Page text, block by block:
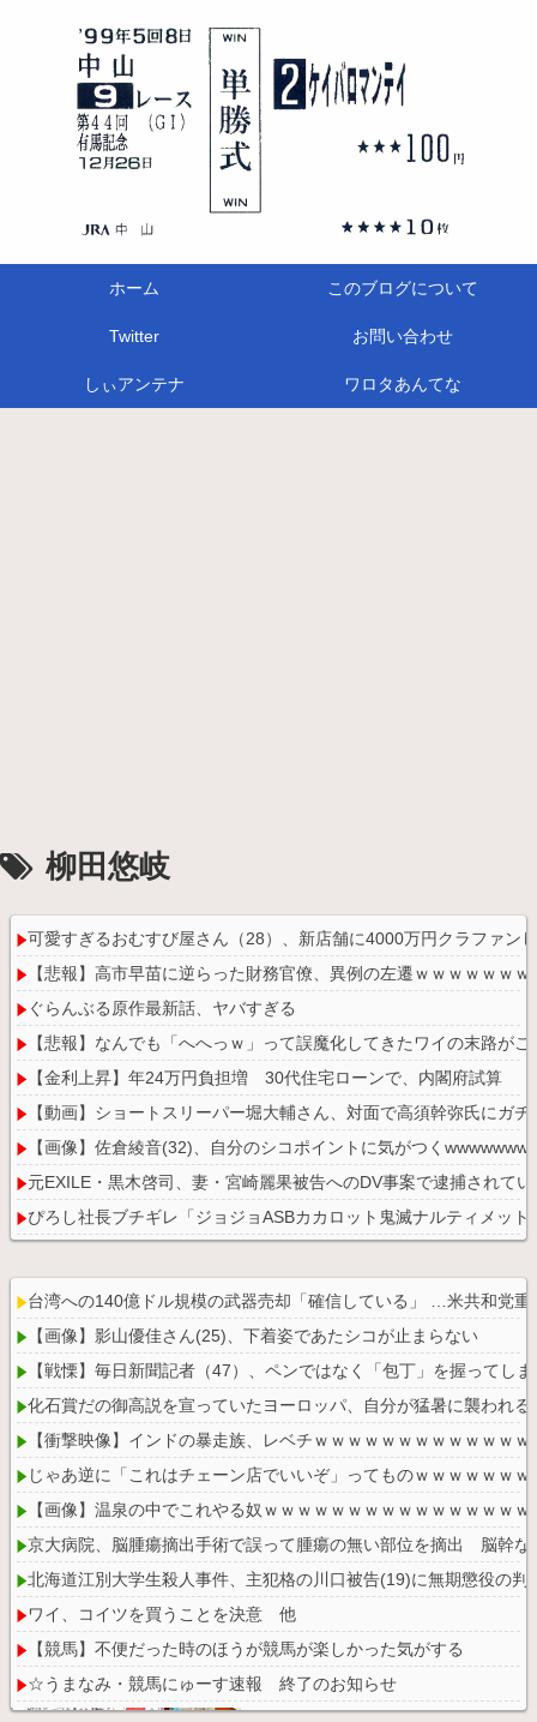
ホーム このブログについて
Twitter お問い合わせ
しぃアンテナ ワロタあんてな
柳田悠岐
可愛すぎるおむすび屋さん（28）、新店舗に4000万円クラファン
【悲報】高市早苗に逆らった財務官僚、異例の左遷ｗｗｗｗｗｗｗ
ぐらんぶる原作最新話、ヤバすぎる
【悲報】なんでも「へへっｗ」って誤魔化してきたワイの末路が
【金利上昇】年24万円負担増 30代住宅ローンで、内閣府試算
【動画】ショートスリーパー堀大輔さん、対面で高須幹弥氏にガ
【画像】佐倉綾音(32)、自分のシコポイントに気がつくwwwwwww
元EXILE・黒木啓司、妻・宮崎麗果被告へのDV事案で逮捕され
ぴろし社長ブチギレ「ジョジョASBカカロット鬼滅ナルティメッ
Powered by livedoor 相互RSS
台湾への140億ドル規模の武器売却「確信している」 …米共和党重
【画像】影山優佳さん(25)、下着姿であたシコが止まらない
【戦慄】毎日新聞記者（47）、ペンではなく「包丁」を握ってし
化石賞だの御高説を宣っていたヨーロッパ、自分が猛暑に襲われ
【衝撃映像】インドの暴走族、レベチｗｗｗｗｗｗｗｗｗｗｗｗｗ
じゃあ逆に「これはチェーン店でいいぞ」ってものｗｗｗｗｗｗｗ
【画像】温泉の中でこれやる奴ｗｗｗｗｗｗｗｗｗｗｗｗｗｗｗｗ
京大病院、脳腫瘍摘出手術で誤って腫瘍の無い部位を摘出 脳幹な
北海道江別大学生殺人事件、主犯格の川口被告(19)に無期懲役の判
ワイ、コイツを買うことを決意 他
【競馬】不便だった時のほうが競馬が楽しかった気がする
☆うまなみ・競馬にゅーす速報 終了のお知らせ